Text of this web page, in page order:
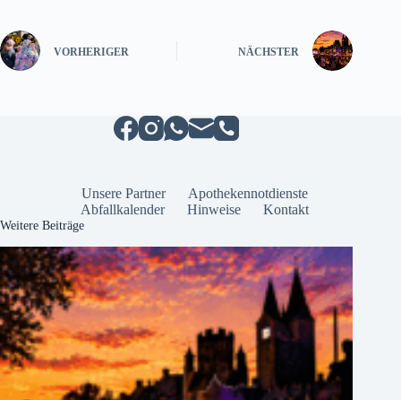
VORHERIGER NÄCHSTER
Unsere Partner
Apothekennotdienste
Abfallkalender
Hinweise Kontakt
Weitere Beiträge